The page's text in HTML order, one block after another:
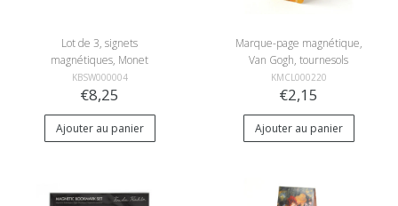
Lot de 3, signets
magnétiques, Monet
KBSW000004
€8,25
Ajouter au panier
Marque-page magnétique,
Van Gogh, tournesols
KMCL000220
€2,15
Ajouter au panier